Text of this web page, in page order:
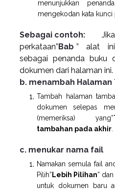
menunjukkan
mengekodan kata kunci
Sebagai contoh:
Jika
perkataan” Bab ” alat
sebagai penanda buku
dokumen dari halaman ini.
b. menambah Halaman
Tambah halaman
dokumen selepas
(memeriksa) yang”
tambahan pada akhir.
c. menukar nama fail
Namakan semula fail
Pilih” Lebih Pilihan”
untuk dokumen baru